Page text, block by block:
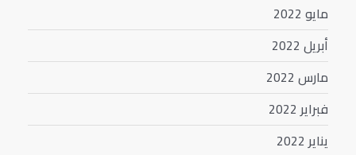
مايو 2022
أبريل 2022
مارس 2022
فبراير 2022
يناير 2022